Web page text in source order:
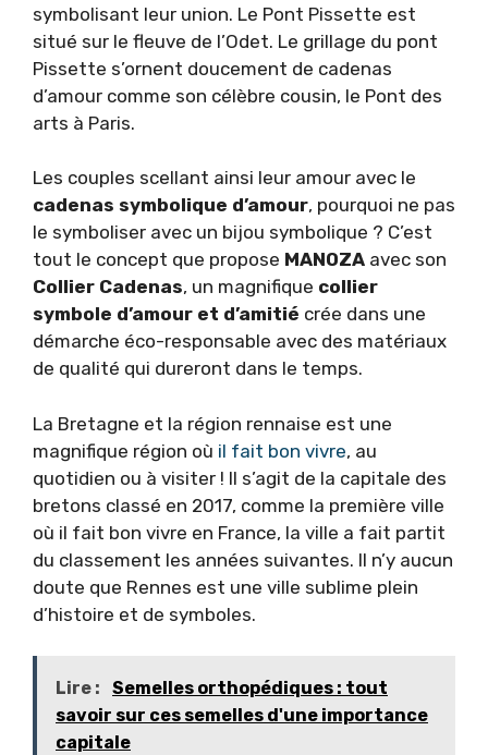
symbolisant leur union. Le Pont Pissette est
situé sur le fleuve de l’Odet. Le grillage du pont
Pissette s’ornent doucement de cadenas
d’amour comme son célèbre cousin, le Pont des
arts à Paris.
Les couples scellant ainsi leur amour avec le
cadenas symbolique d’amour, pourquoi ne pas
le symboliser avec un bijou symbolique ? C’est
tout le concept que propose MANOZA avec son
Collier Cadenas, un magnifique collier
symbole d’amour et d’amitié crée dans une
démarche éco-responsable avec des matériaux
de qualité qui dureront dans le temps.
La Bretagne et la région rennaise est une
magnifique région où il fait bon vivre, au
quotidien ou à visiter ! Il s’agit de la capitale des
bretons classé en 2017, comme la première ville
où il fait bon vivre en France, la ville a fait partit
du classement les années suivantes. Il n’y aucun
doute que Rennes est une ville sublime plein
d’histoire et de symboles.
Lire :
Semelles orthopédiques : tout
savoir sur ces semelles d'une importance
capitale